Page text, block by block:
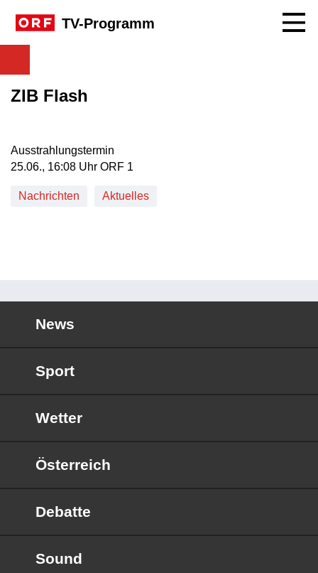
TV-Programm
ZIB Flash
Ausstrahlungstermin
25. Juni, 16:08 Uhr in ORF 1
25.06., 16:08 Uhr ORF 1
Nachrichten Aktuelles
News
Sport
Wetter
Österreich
Debatte
Sound